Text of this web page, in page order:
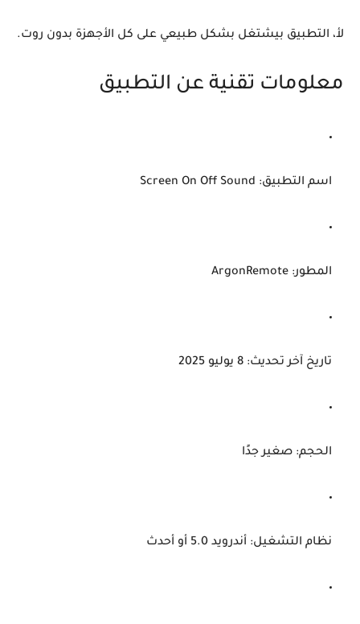
لأ، التطبيق بيشتغل بشكل طبيعي على كل الأجهزة بدون روت.
معلومات تقنية عن التطبيق
اسم التطبيق:
المطور:
تاريخ آخر تحديث:
الحجم: صغير جدًا
نظام التشغيل: أندرويد 5.0 أو أحدث